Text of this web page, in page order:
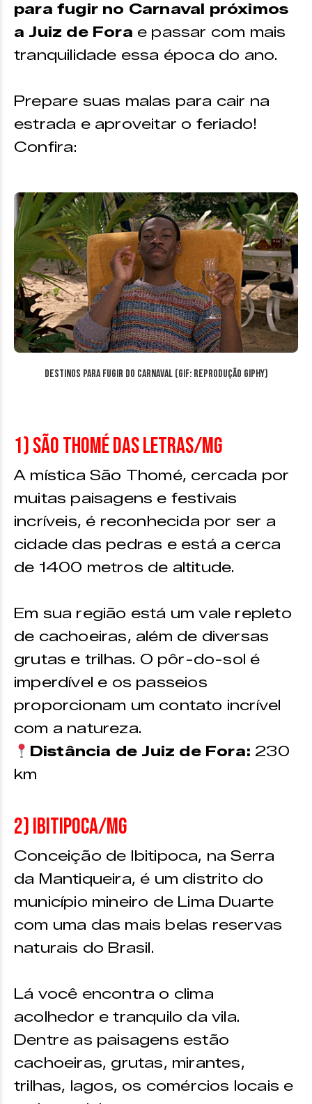
para fugir no Carnaval próximos
a Juiz de Fora e passar com mais
tranquilidade essa época do ano.
Prepare suas malas para cair na
estrada e aproveitar o feriado!
Confira:
Destinos para fugir do Carnaval (GIF: reprodução Giphy)
1) São Thomé das Letras/MG
A mística São Thomé, cercada por
muitas paisagens e festivais
incríveis, é reconhecida por ser a
cidade das pedras e está a cerca
de 1400 metros de altitude.
Em sua região está um vale repleto
de cachoeiras, além de diversas
grutas e trilhas. O pôr-do-sol é
imperdível e os passeios
proporcionam um contato incrível
com a natureza.
Distância de Juiz de Fora: 230
km
2) Ibitipoca/MG
Conceição de Ibitipoca, na Serra
da Mantiqueira, é um distrito do
município mineiro de Lima Duarte
com uma das mais belas reservas
naturais do Brasil.
Lá você encontra o clima
acolhedor e tranquilo da vila.
Dentre as paisagens estão
cachoeiras, grutas, mirantes,
trilhas, lagos, os comércios locais e